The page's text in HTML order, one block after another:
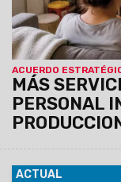
ACUERDO
MÁS
PERSONAL
ACTUAL